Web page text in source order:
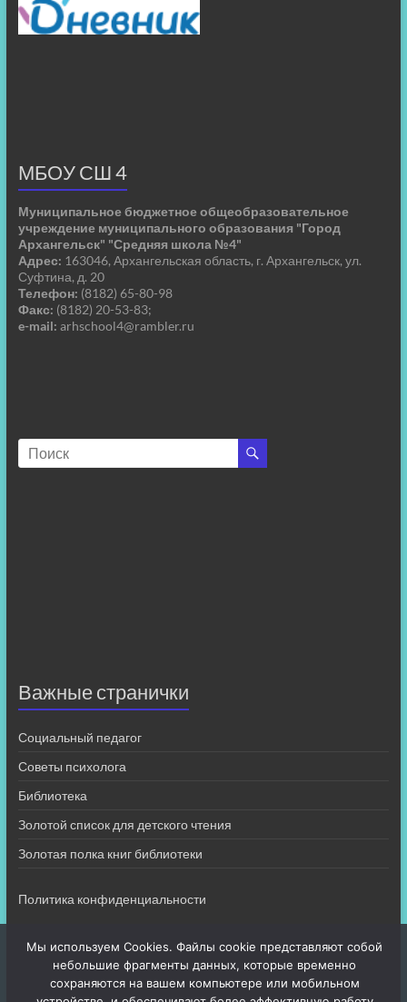
МБОУ СШ 4
Муниципальное бюджетное общеобразовательное
учреждение муниципального образования "Город
Архангельск" "Средняя школа №4"
Адрес: 163046, Архангельская область, г. Архангельск, ул.
Суфтина, д. 20
Телефон: (8182) 65-80-98
Факс: (8182) 20-53-83;
e-mail: arhschool4@rambler.ru
Важные странички
Социальный педагог
Советы психолога
Библиотека
Золотой список для детского чтения
Золотая полка книг библиотеки
Политика конфиденциальности
Мы используем Cookies. Файлы cookie представляют собой
небольшие фрагменты данных, которые временно
сохраняются на вашем компьютере или мобильном